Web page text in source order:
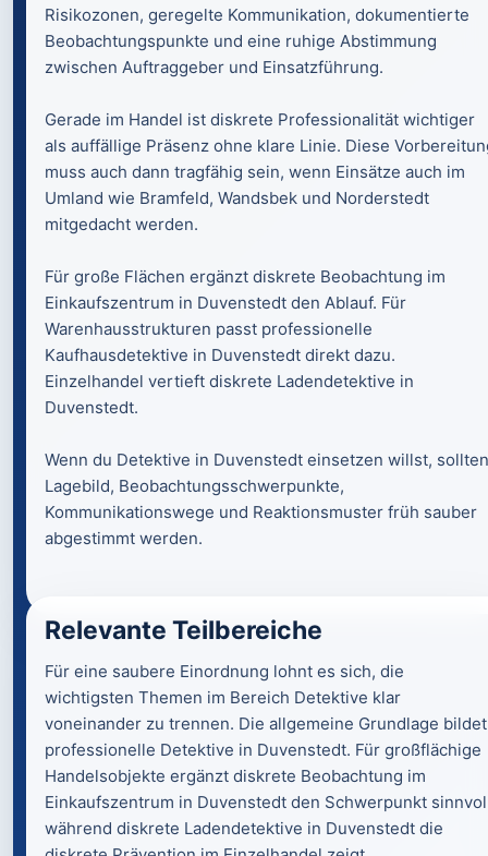
Risikozonen, geregelte Kommunikation, dokumentierte
Beobachtungspunkte und eine ruhige Abstimmung
zwischen Auftraggeber und Einsatzführung.
Gerade im Handel ist diskrete Professionalität wichtiger
als auffällige Präsenz ohne klare Linie. Diese
muss auch dann tragfähig sein, wenn Einsätze auch im
Umland wie Bramfeld, Wandsbek und Norderstedt
mitgedacht werden.
Für große Flächen ergänzt diskrete Beobachtung im
Einkaufszentrum in Duvenstedt den Ablauf. Für
Warenhausstrukturen passt professionelle
Kaufhausdetektive in Duvenstedt direkt dazu.
Einzelhandel vertieft diskrete Ladendetektive in
Duvenstedt.
Wenn du Detektive in Duvenstedt einsetzen willst, sollten
Lagebild, Beobachtungsschwerpunkte,
Kommunikationswege und Reaktionsmuster früh sauber
abgestimmt werden.
Relevante Teilbereiche
Für eine saubere Einordnung lohnt es sich, die
wichtigsten Themen im Bereich Detektive klar
voneinander zu trennen. Die allgemeine Grundlage bildet
professionelle Detektive in Duvenstedt. Für großflächige
Handelsobjekte ergänzt diskrete Beobachtung im
Einkaufszentrum in Duvenstedt den Schwerpunkt
während diskrete Ladendetektive in Duvenstedt die